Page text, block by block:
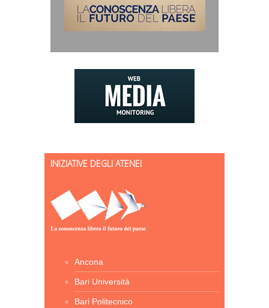
INIZIATIVE DEGLI ATENEI
Ancona
Bari Università
Bari Politecnico